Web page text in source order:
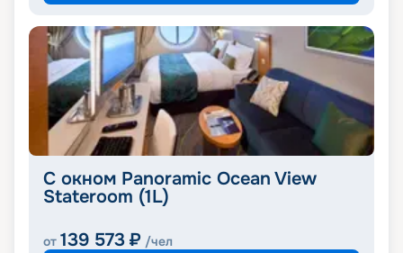
С окном Panoramic Ocean View
Stateroom (1L)
от 139 573 ₽ /чел